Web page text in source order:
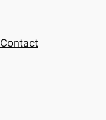
Contact